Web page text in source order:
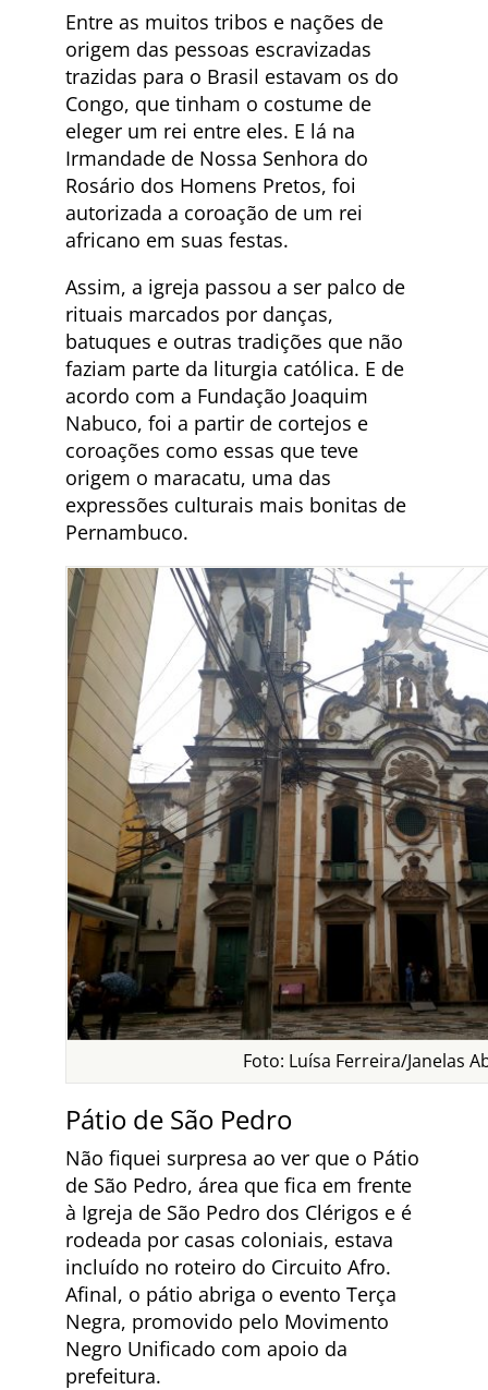
Entre as muitos tribos e nações de
origem das pessoas escravizadas
trazidas para o Brasil estavam os do
Congo, que tinham o costume de
eleger um rei entre eles. E lá na
Irmandade de Nossa Senhora do
Rosário dos Homens Pretos, foi
autorizada a coroação de um rei
africano em suas festas.
Assim, a igreja passou a ser palco de
rituais marcados por danças,
batuques e outras tradições que não
faziam parte da liturgia católica. E de
acordo com a Fundação Joaquim
Nabuco, foi a partir de cortejos e
coroações como essas que teve
origem o maracatu, uma das
expressões culturais mais bonitas de
Pernambuco.
Foto: Luísa Ferreira/Janelas
Pátio de São Pedro
Não fiquei surpresa ao ver que o Pátio
de São Pedro, área que fica em frente
à Igreja de São Pedro dos Clérigos e é
rodeada por casas coloniais, estava
incluído no roteiro do Circuito Afro.
Afinal, o pátio abriga o evento Terça
Negra, promovido pelo Movimento
Negro Unificado com apoio da
prefeitura.